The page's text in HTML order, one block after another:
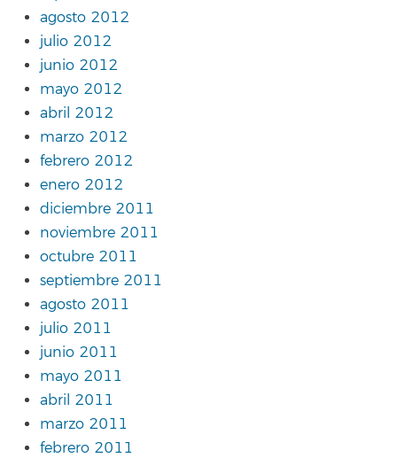
agosto 2012
julio 2012
junio 2012
mayo 2012
abril 2012
marzo 2012
febrero 2012
enero 2012
diciembre 2011
noviembre 2011
octubre 2011
septiembre 2011
agosto 2011
julio 2011
junio 2011
mayo 2011
abril 2011
marzo 2011
febrero 2011